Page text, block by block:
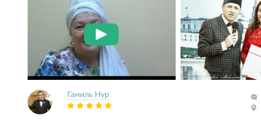
Гамиль Нур